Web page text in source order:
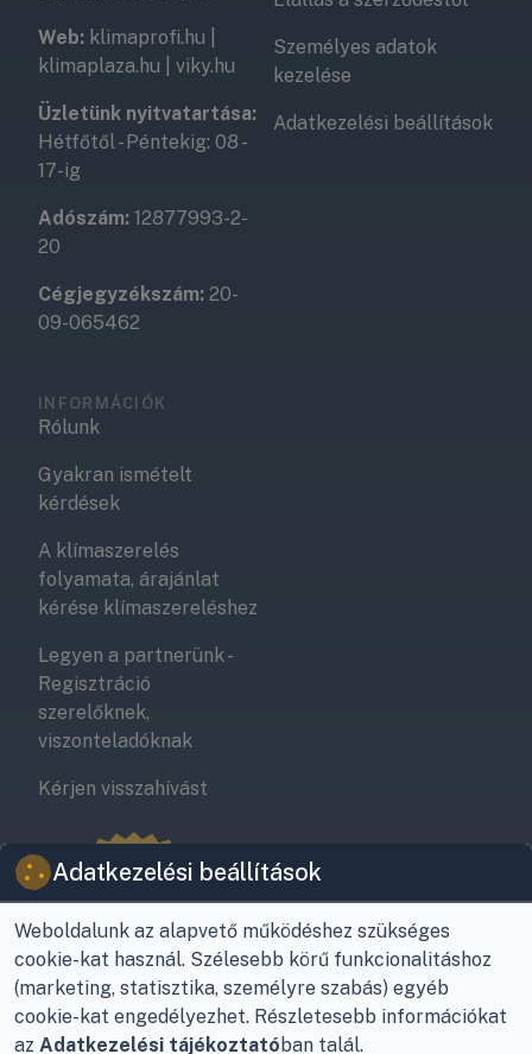
Web: klimaprofi.hu
klimaplaza.hu
viky.hu
Üzletünk nyitvatartása:
Hétfőtől - Péntekig: 08 -
17-ig
Adószám: 12877993-2-
20
Cégjegyzékszám: 20-
09-065462
Személyes adatok
kezelése
Adatkezelési beállítások
INFORMÁCIÓK
Rólunk
Gyakran ismételt
kérdések
A klímaszerelés
folyamata, árajánlat
kérése klímaszereléshez
Legyen a partnerünk -
Regisztráció
szerelőknek,
viszonteladóknak
Kérjen visszahívást
Adatkezelési beállítások
Weboldalunk az alapvető működéshez szükséges
cookie-kat használ. Szélesebb körű funkcionalitáshoz
(marketing, statisztika, személyre szabás) egyéb
cookie-kat engedélyezhet. Részletesebb információkat
az Adatkezelési tájékoztatóban talál.